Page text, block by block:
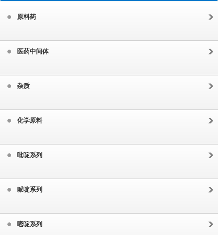
原料药
医药中间体
杂质
化学原料
吡啶系列
哌啶系列
嘧啶系列